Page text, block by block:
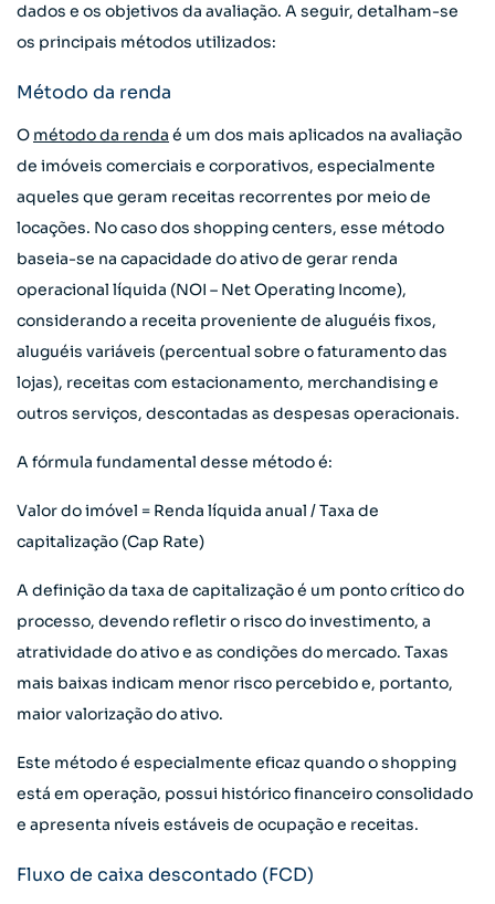
dados e os objetivos da avaliação. A seguir, detalham-se
os principais métodos utilizados:
Método da renda
O método da renda é um dos mais aplicados na avaliação
de imóveis comerciais e corporativos, especialmente
aqueles que geram receitas recorrentes por meio de
locações. No caso dos shopping centers, esse método
baseia-se na capacidade do ativo de gerar renda
operacional líquida (NOI – Net Operating Income),
considerando a receita proveniente de aluguéis fixos,
aluguéis variáveis (percentual sobre o faturamento das
lojas), receitas com estacionamento, merchandising e
outros serviços, descontadas as despesas operacionais.
A fórmula fundamental desse método é:
Valor do imóvel = Renda líquida anual / Taxa de
capitalização (Cap Rate)
A definição da taxa de capitalização é um ponto crítico do
processo, devendo refletir o risco do investimento, a
atratividade do ativo e as condições do mercado. Taxas
mais baixas indicam menor risco percebido e, portanto,
maior valorização do ativo.
Este método é especialmente eficaz quando o shopping
está em operação, possui histórico financeiro consolidado
e apresenta níveis estáveis de ocupação e receitas.
Fluxo de caixa descontado (FCD)